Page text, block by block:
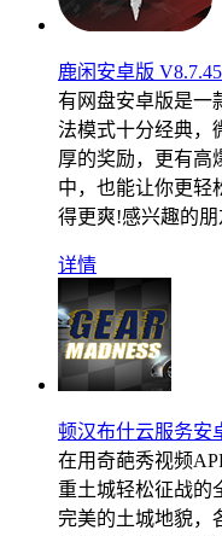
鹿闲安卓版
有网盘安卓版是一
法模式十分经典，
厚的奖励，更有高
中，也能让你更轻
得更爽!感兴趣的
详情
顿汉布什云服务安
在用奇葩秀视频
重土城轻松征战的
完美的土城地貌，